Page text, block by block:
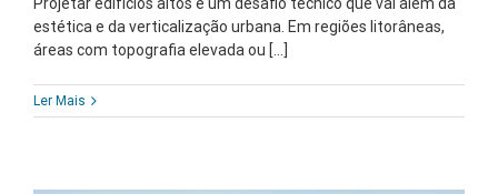
Projetar edifícios altos é um desafio técnico que vai além da
estética e da verticalização urbana. Em regiões litorâneas,
áreas com topografia elevada ou [...]
Ler Mais